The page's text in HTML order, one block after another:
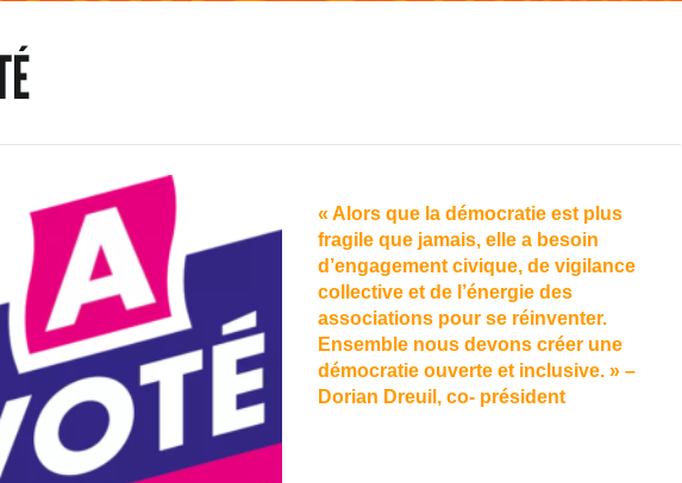
« Alors que la démocratie est plus
fragile que jamais, elle a besoin
d’engagement civique, de vigilance
collective et de l’énergie des
associations pour se réinventer.
Ensemble nous devons créer une
démocratie ouverte et inclusive. » –
Dorian Dreuil, co- président